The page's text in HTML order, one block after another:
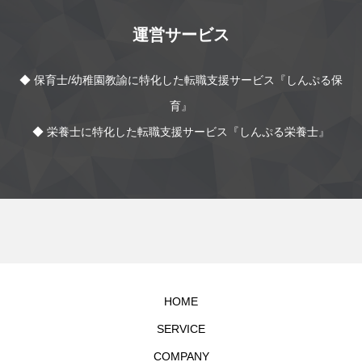
運営サービス
◆ 保育士/幼稚園教諭に特化した転職支援サービス『しんぷる保
育』
◆ 栄養士に特化した転職支援サービス『しんぷる栄養士』
HOME
SERVICE
COMPANY